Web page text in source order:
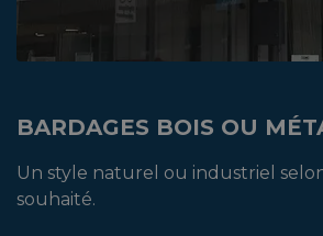
BARDAGES BOIS OU
Un style naturel ou industriel
souhaité.